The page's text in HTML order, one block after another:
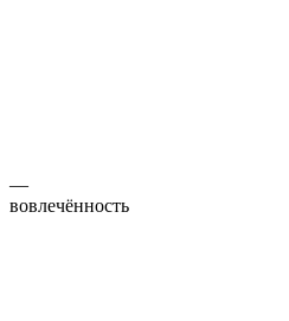
—
вовлечённость